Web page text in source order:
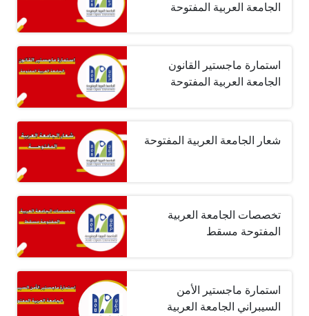
الجامعة العربية المفتوحة
استمارة ماجستير القانون
الجامعة العربية المفتوحة
شعار الجامعة العربية المفتوحة
تخصصات الجامعة العربية
المفتوحة مسقط
استمارة ماجستير الأمن
السيبراني الجامعة العربية